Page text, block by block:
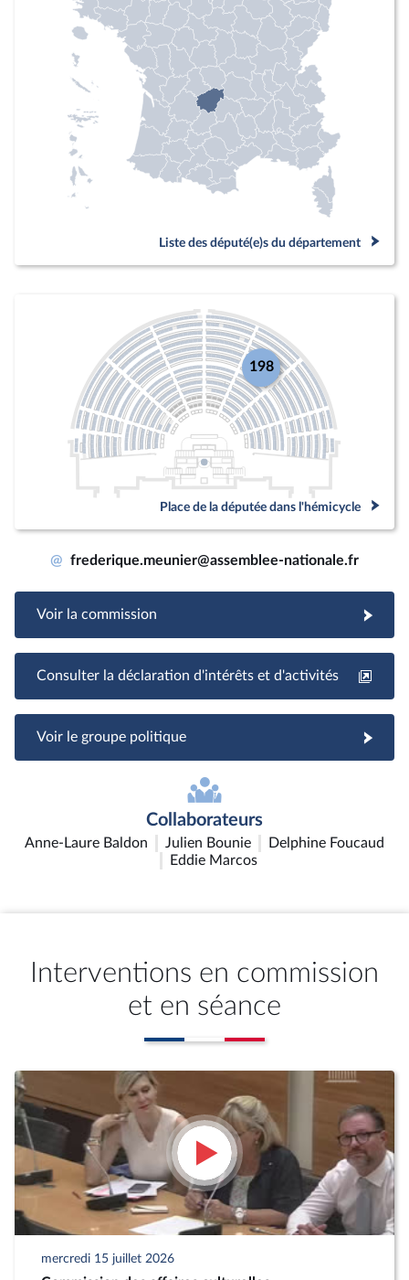
Liste des député(e)s du département
198
Place de la députée dans l'hémicycle
@ frederique.meunier@assemblee-nationale.fr
Voir la commission
Consulter la déclaration d'intérêts et d'activités
Voir le groupe politique
Collaborateurs
Anne-Laure Baldon Julien Bounie
Delphine Foucaud
Eddie Marcos
Interventions en commission
et en séance
mercredi 15 juillet 2026